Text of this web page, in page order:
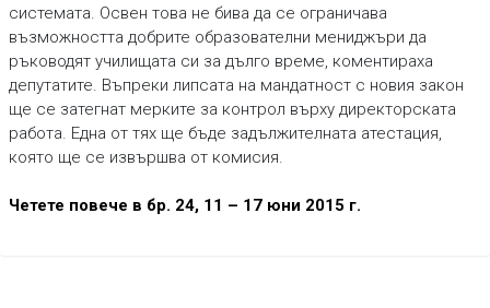
системата. Освен това не бива да се ограничава
възможността добрите образователни мениджъри да
ръководят училищата си за дълго време, коментираха
депутатите. Въпреки липсата на мандатност с новия закон
ще се затегнат мерките за контрол върху директорската
работа. Една от тях ще бъде задължителната атестация,
която ще се извършва от комисия.
Четете повече в бр. 24, 11 – 17 юни 2015 г.